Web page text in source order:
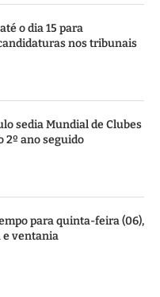
o dia 15 para
nos tribunais
sedia Mundial de Clubes
2º ano seguido
para quinta-feira (06),
e ventania